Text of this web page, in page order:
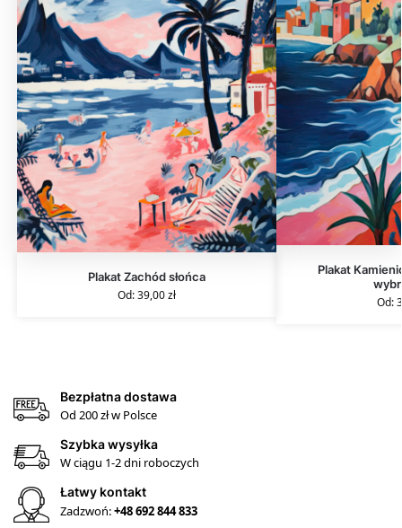
Plakat Zachód słońca
Od:39,00zł
Plakat
Od:
Bezpłatna dostawa
Od 200 zł w Polsce
Szybka wysyłka
W ciągu 1-2 dni roboczych
Łatwy kontakt
Zadzwoń:+48 692 844 833